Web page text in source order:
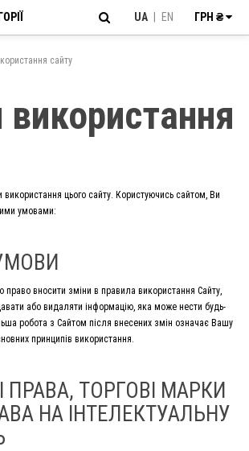
UA EN ГРН ₴
сайту
цього сайту. Користуючись сайтом, Ви
умовами:
вносити зміни в правила використання Сайту,
або видаляти інформацію, яка може нести будь-
робота з Сайтом після внесених змін означає Вашу
принципів використання.
ПРАВА, ТОРГОВІ МАРКИ
НА ІНТЕЛЕКТУАЛЬНУ